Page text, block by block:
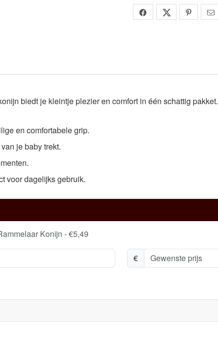
biedt je kleintje plezier en comfort in één schattig pakket.
en comfortabele grip.
je baby trekt.
voor dagelijks gebruik.
Konijn - €5,49
€